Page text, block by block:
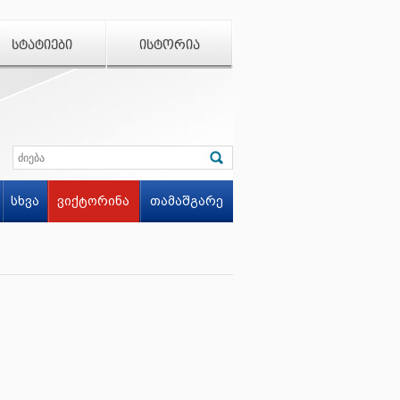
ᲡᲢᲐᲢᲘᲔᲑᲘ ᲘᲡᲢᲝᲠᲘᲐ
სხვა ვიქტორინა თამაშგარე